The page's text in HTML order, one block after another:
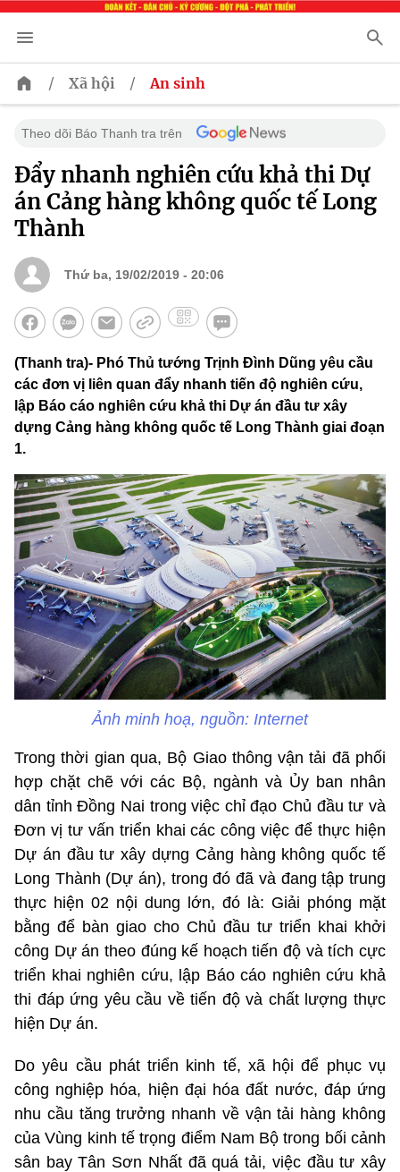
/ Xã hội / An sinh
Theo dõi Báo Thanh tra trên
Đẩy nhanh nghiên cứu khả thi Dự
án Cảng hàng không quốc tế Long
Thành
Thứ ba, 19/02/2019 - 20:06
(Thanh tra)- Phó Thủ tướng Trịnh Đình Dũng yêu cầu
các đơn vị liên quan đẩy nhanh tiến độ nghiên cứu,
lập Báo cáo nghiên cứu khả thi Dự án đầu tư xây
dựng Cảng hàng không quốc tế Long Thành giai đoạn
1.
Ảnh minh hoạ, nguồn: Internet
Trong thời gian qua, Bộ Giao thông vận tải đã phối
hợp chặt chẽ với các Bộ, ngành và Ủy ban nhân
dân tỉnh Đồng Nai trong việc chỉ đạo Chủ đầu tư và
Đơn vị tư vấn triển khai các công việc để thực hiện
Dự án đầu tư xây dựng Cảng hàng không quốc tế
Long Thành (Dự án), trong đó đã và đang tập trung
thực hiện 02 nội dung lớn, đó là: Giải phóng mặt
bằng để bàn giao cho Chủ đầu tư triển khai khởi
công Dự án theo đúng kế hoạch tiến độ và tích cực
triển khai nghiên cứu, lập Báo cáo nghiên cứu khả
thi đáp ứng yêu cầu về tiến độ và chất lượng thực
hiện Dự án.
Do yêu cầu phát triển kinh tế, xã hội để phục vụ
công nghiệp hóa, hiện đại hóa đất nước, đáp ứng
nhu cầu tăng trưởng nhanh về vận tải hàng không
của Vùng kinh tế trọng điểm Nam Bộ trong bối cảnh
sân bay Tân Sơn Nhất đã quá tải, việc đầu tư xây